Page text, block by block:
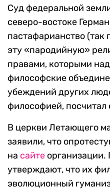
Суд федеральной
северо-востоке
пастафарианство
эту «пародийную»
правами, которыми
философские
убеждений других
философией, посчитал
В церкви Летающего
заявили, что
на сайте
утверждают, что их
эволюционный